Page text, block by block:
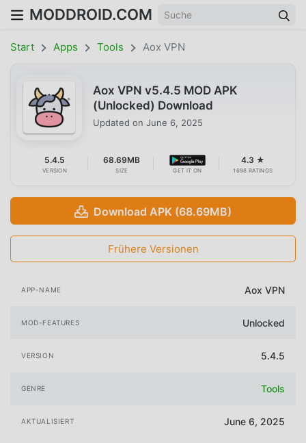
MODDROID.COM
Start Apps Tools Aox VPN
Aox VPN v5.4.5 MOD APK
(Unlocked) Download
Updated on June 6, 2025
5.4.5
VERSION
68.69MB
SIZE GET IT ON
4.3 ★
1698 RATINGS
Download APK (68.69MB)
Frühere Versionen
APP-NAME Aox VPN
MOD-FEATURES Unlocked
VERSION 5.4.5
GENRE Tools
AKTUALISIERT June 6, 2025